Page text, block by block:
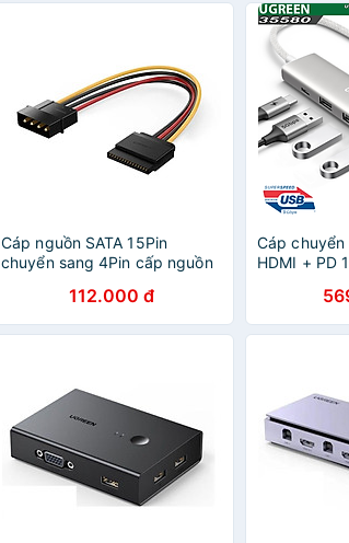
Cáp nguồn SATA 15Pin
chuyển sang 4Pin cấp nguồn
DVD 20cm UGREEN
USB50720Us127 Hàng chính
hãng
112.000 đ
Cáp chuyển
HDMI + PD
chính hãng